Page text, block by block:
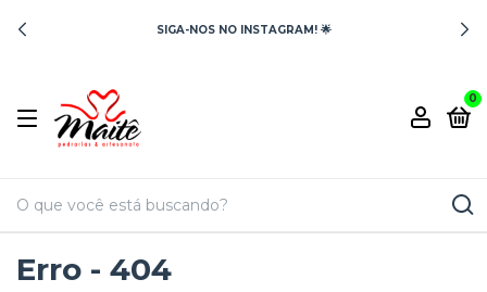
SIGA-NOS NO INSTAGRAM! 🌟
0
Erro - 404